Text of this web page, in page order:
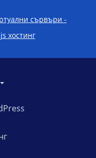
сървъри -
хостинг